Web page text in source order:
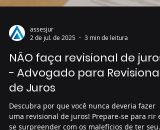
assesjur
2 de jul. de 2025
3 min de leitura
NÃO faça revisional de juros
- Advogado para Revisional
de Juros